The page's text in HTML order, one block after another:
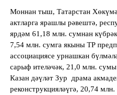
Моннан тыш, Татарстан
актларга ярашлы рәвештә,
ярдәм 61,18 млн. сумнан
7,54 млн. сумга якыны ТР
ассоциациясе урнашкан
сарыф ителәчәк, 21,0 млн.
Казан дәүләт Зур
драма
реконструкцияләүгә, 20,74